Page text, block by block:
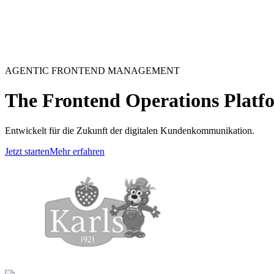
AGENTIC FRONTEND MANAGEMENT
The Frontend Operations
Entwickelt für die Zukunft der digitalen Kundenkommunikation.
Jetzt startenMehr erfahren